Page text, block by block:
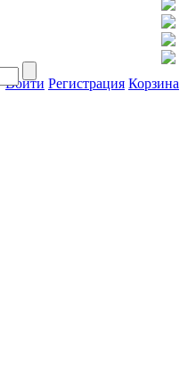
Войти Регистрация Корзина